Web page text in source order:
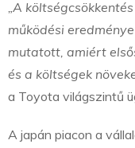
„A
működési
mutatott, amiért
és a költségek
a Toyota világszintű
A japán piacon a